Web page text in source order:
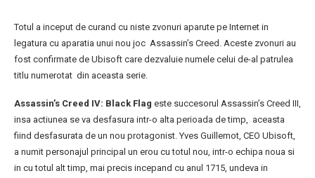
Totul a inceput de curand cu niste zvonuri aparute pe Internet in
legatura cu aparatia unui nou joc Assassin’s Creed. Aceste zvonuri au
fost confirmate de Ubisoft care dezvaluie numele celui de-al patrulea
titlu numerotat din aceasta serie.
Assassin’s Creed IV: Black Flag este succesorul Assassin’s Creed III,
insa actiunea se va desfasura intr-o alta perioada de timp, aceasta
fiind desfasurata de un nou protagonist. Yves Guillemot, CEO Ubisoft,
a numit personajul principal un erou cu totul nou, intr-o echipa noua si
in cu totul alt timp, mai precis incepand cu anul 1715, undeva in